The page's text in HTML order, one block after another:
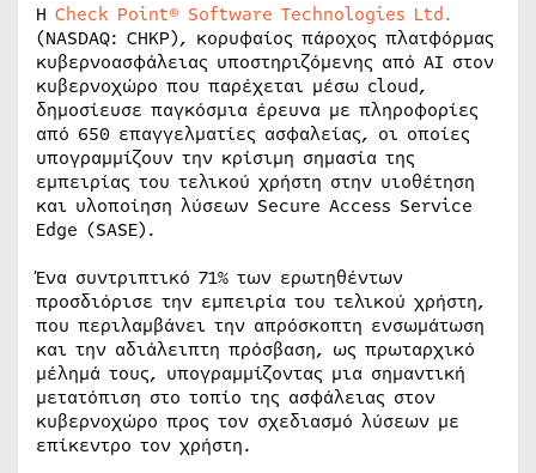
Η Check Point® Software Technologies Ltd.
(NASDAQ: CHKP), κορυφαίος πάροχος πλατφόρμας
κυβερνοασφάλειας υποστηριζόμενης από AI στον
κυβερνοχώρο που παρέχεται μέσω cloud,
δημοσίευσε παγκόσμια έρευνα με πληροφορίες
από 650 επαγγελματίες ασφαλείας, οι οποίες
υπογραμμίζουν την κρίσιμη σημασία της
εμπειρίας του τελικού χρήστη στην υιοθέτηση
και υλοποίηση λύσεων Secure Access Service
Edge (SASE).
Ένα συντριπτικό 71% των ερωτηθέντων
προσδιόρισε την εμπειρία του τελικού χρήστη,
που περιλαμβάνει την απρόσκοπτη ενσωμάτωση
και την αδιάλειπτη πρόσβαση, ως πρωταρχικό
μέλημά τους, υπογραμμίζοντας μια σημαντική
μετατόπιση στο τοπίο της ασφάλειας στον
κυβερνοχώρο προς τον σχεδιασμό λύσεων με
επίκεντρο τον χρήστη.